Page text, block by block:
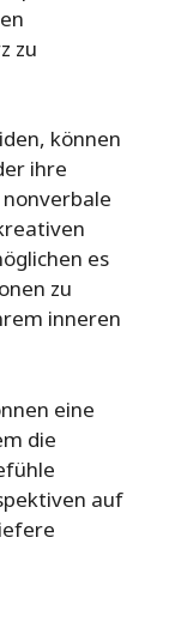
zu
können
ihre
es
zu
inneren
eine
die
auf